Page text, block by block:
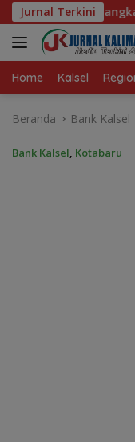
Langsung
ke
konten
Jurnal Terkini
Home Kalsel
Beranda Bank Kalsel
Bank Kalsel, Kotabaru